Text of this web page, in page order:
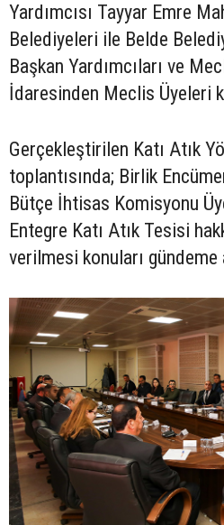
Yardımcısı Tayyar Emre
Belediyeleri ile Belde
Başkan Yardımcıları ve
İdaresinden Meclis Üyeleri
Gerçekleştirilen Katı Atık
toplantısında; Birlik
Bütçe İhtisas Komisyonu
Entegre Katı Atık Tesisi
verilmesi konuları gündeme